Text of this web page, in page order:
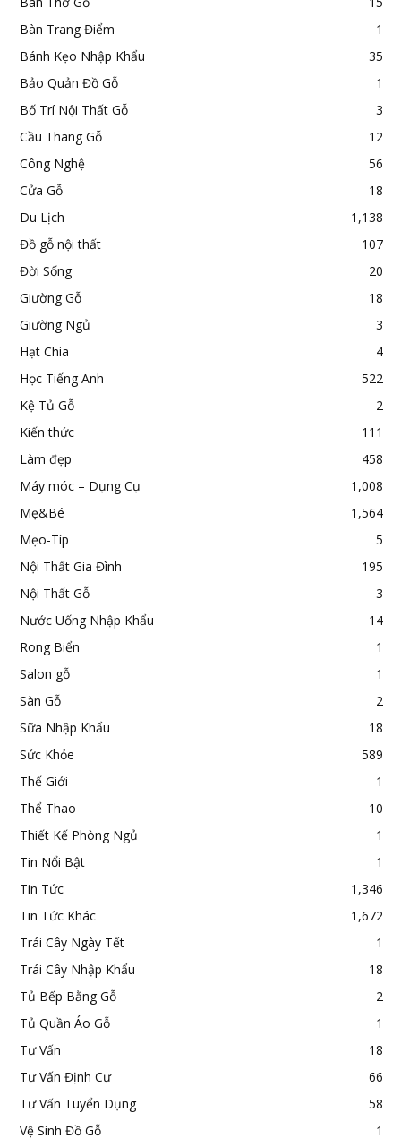
Bàn Trang Điểm
1
Bánh Kẹo Nhập Khẩu
35
Bảo Quản Đồ Gỗ
1
Bố Trí Nội Thất Gỗ
3
Cầu Thang Gỗ
12
Công Nghệ
56
Cửa Gỗ
18
Du Lịch
1,138
Đồ gỗ nội thất
107
Đời Sống
20
Giường Gỗ
18
Giường Ngủ
3
Hạt Chia
4
Học Tiếng Anh
522
Kệ Tủ Gỗ
2
Kiến thức
111
Làm đẹp
458
Máy móc – Dụng Cụ
1,008
Mẹ&Bé
1,564
Mẹo-Típ
5
Nội Thất Gia Đình
195
Nội Thất Gỗ
3
Nước Uống Nhập Khẩu
14
Rong Biển
1
Salon gỗ
1
Sàn Gỗ
2
Sữa Nhập Khẩu
18
Sức Khỏe
589
Thế Giới
1
Thể Thao
10
Thiết Kế Phòng Ngủ
1
Tin Nổi Bật
1
Tin Tức
1,346
Tin Tức Khác
1,672
Trái Cây Ngày Tết
1
Trái Cây Nhập Khẩu
18
Tủ Bếp Bằng Gỗ
2
Tủ Quần Áo Gỗ
1
Tư Vấn
18
Tư Vấn Định Cư
66
Tư Vấn Tuyển Dụng
58
Vệ Sinh Đồ Gỗ
1